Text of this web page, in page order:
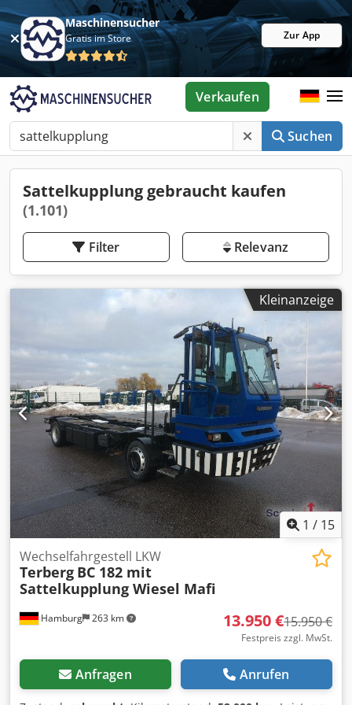
Maschinensucher
Gratis im Store Zur App
Suchen
Verkaufen
Sattelkupplung gebraucht kaufen
(1.101)
Filter Relevanz
Kleinanzeige
1 / 15
Hamburg 263 km
Wechselfahrgestell LKW
Terberg BC 182 mit
Sattelkupplung Wiesel Mafi
13.950 €15.950 €
Festpreis zzgl. MwSt.
Anfragen Anrufen